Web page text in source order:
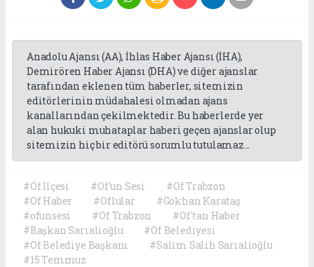
Anadolu Ajansı (AA), İhlas Haber Ajansı (İHA),
Demirören Haber Ajansı (DHA) ve diğer ajanslar
tarafından eklenen tüm haberler, sitemizin
editörlerinin müdahalesi olmadan ajans
kanallarından çekilmektedir. Bu haberlerde yer
alan hukuki muhataplar haberi geçen ajanslar olup
sitemizin hiç bir editörü sorumlu tutulamaz...
#Of İlçesi #Of'un Sesi
#Of Trabzon
#Of Haber
#Oflular
#Gökhan Karataş
#ofunsesi
#Of Trabzon
#Of'tan Haber
#Başkan Sarıalioğlu
#Of Belediyesi
#Of Belediye Başkanı
#Salim Salih Sarıalioğlu
#15 Temmuz